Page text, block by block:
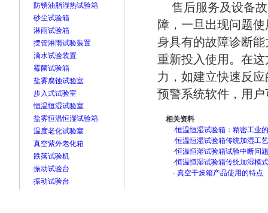
防锈油脂湿热试验箱
砂尘试验箱
淋雨试验箱
摆管淋雨试验装置
滴水试验装置
霉菌试验箱
盐雾腐蚀试验室
步入式试验室
恒温恒湿试验室
盐雾恒温恒湿试验箱
温度老化试验室
真空紫外老化箱
跌落试验机
振动试验台
振动试验台
售后服务及设备故
障，一旦出现问题
身具有的故障诊断
重新投入使用。在
力，如建立快速反
预警系统软件，用
相关资料
·恒温恒湿试验箱：精密工业
·恒温恒湿试验箱传统加湿工
·恒温恒湿试验箱试验中断问
·恒温恒湿试验箱传统加湿模
· 真空干燥箱产品使用的特点